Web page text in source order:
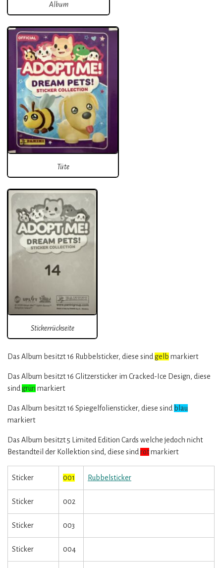
Album
Tüte
Stickerrückseite
Das Album besitzt 16 Rubbelsticker, diese sind gelb markiert
Das Album besitzt 16 Glitzersticker im Cracked-Ice Design, diese
sind grün markiert
Das Album besitzt 16 Spiegelfoliensticker, diese sind blau
markiert
Das Album besitzt 5 Limited Edition Cards welche jedoch nicht
Bestandteil der Kollektion sind, diese sind rotmarkiert
Sticker 001 Rubbelsticker
Sticker 002
Sticker 003
Sticker 004